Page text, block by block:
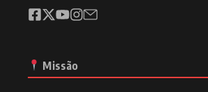
Missão